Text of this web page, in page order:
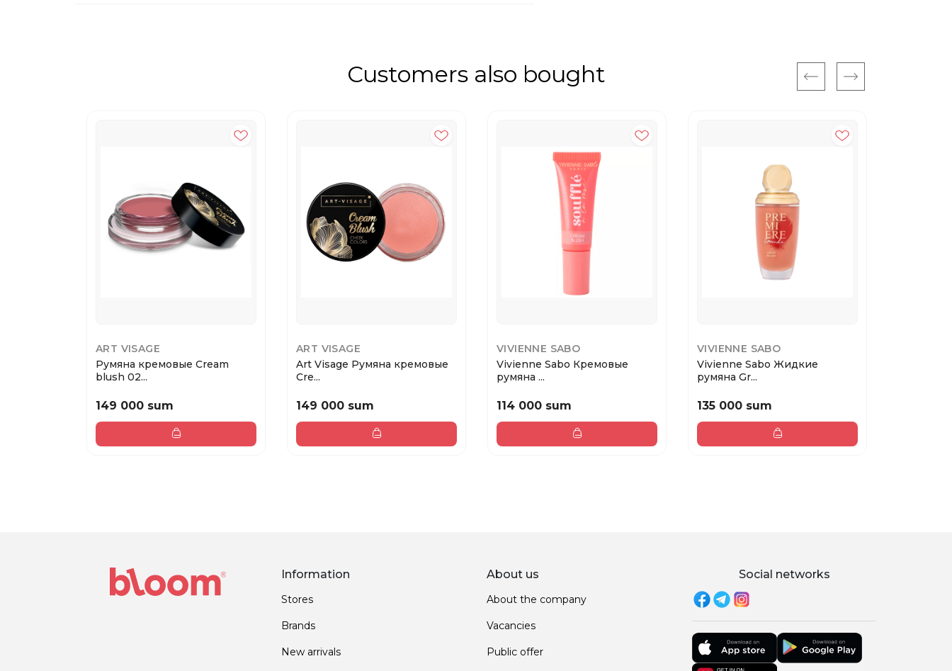
Customers also bought
ART VISAGE
Румяна кремовые Сream
blush 02...
149 000 sum
ART VISAGE
Art Visage Румяна кремовые
Сre...
149 000 sum
VIVIENNE SABO
Vivienne Sabo Кремовые
румяна ...
114 000 sum
VIVIENNE SABO
Vivienne Sabo Жидкие
румяна Gr...
135 000 sum
Information
Stores
Brands
New arrivals
About us
About the company
Vacancies
Public offer
Social networks